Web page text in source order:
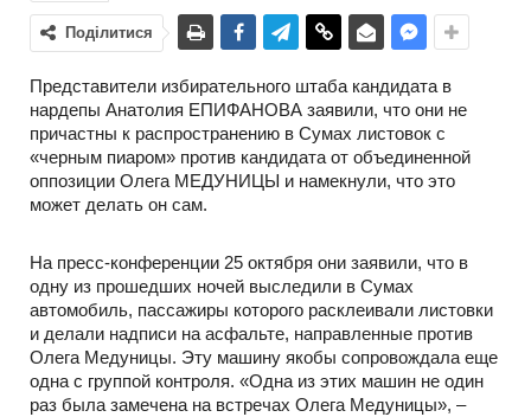
Поділитися
Представители избирательного штаба кандидата в
нардепы Анатолия ЕПИФАНОВА заявили, что они не
причастны к распространению в Сумах листовок с
«черным пиаром» против кандидата от объединенной
оппозиции Олега МЕДУНИЦЫ и намекнули, что это
может делать он сам.
На пресс-конференции 25 октября они заявили, что в
одну из прошедших ночей выследили в Сумах
автомобиль, пассажиры которого расклеивали листовки
и делали надписи на асфальте, направленные против
Олега Медуницы. Эту машину якобы сопровождала еще
одна с группой контроля. «Одна из этих машин не один
раз была замечена на встречах Олега Медуницы», –